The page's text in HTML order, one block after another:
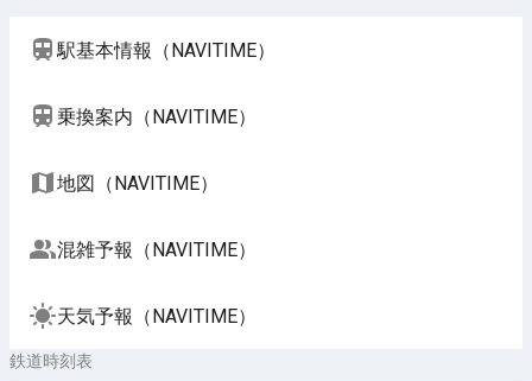
駅基本情報（NAVITIME）
乗換案内（NAVITIME）
地図（NAVITIME）
混雑予報（NAVITIME）
天気予報（NAVITIME）
鉄道時刻表